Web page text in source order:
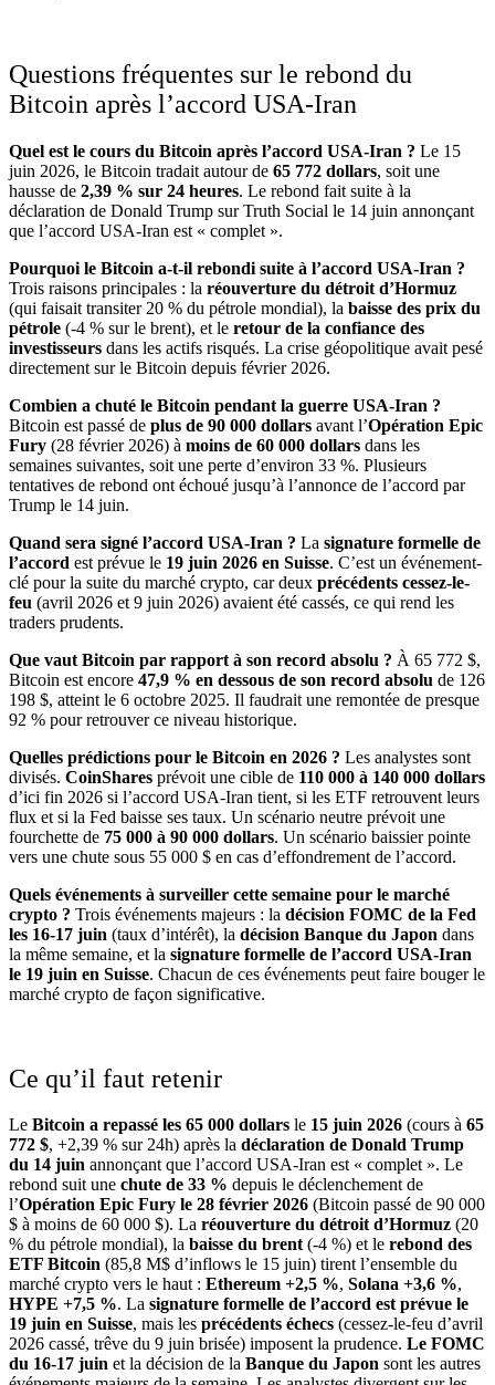
Questions fréquentes sur le rebond du
Bitcoin après l’accord USA-Iran
Quel est le cours du Bitcoin après l’accord USA-Iran ? Le 15
juin 2026, le Bitcoin tradait autour de 65 772 dollars, soit une
hausse de 2,39 % sur 24 heures. Le rebond fait suite à la
déclaration de Donald Trump sur Truth Social le 14 juin annonçant
que l’accord USA-Iran est « complet ».
Pourquoi le Bitcoin a-t-il rebondi suite à l’accord USA-Iran ?
Trois raisons principales : la réouverture du détroit d’Hormuz
(qui faisait transiter 20 % du pétrole mondial), la baisse des prix du
pétrole (-4 % sur le brent), et le retour de la confiance des
investisseurs dans les actifs risqués. La crise géopolitique avait pesé
directement sur le Bitcoin depuis février 2026.
Combien a chuté le Bitcoin pendant la guerre USA-Iran ?
Bitcoin est passé de plus de 90 000 dollars avant l’Opération Epic
Fury (28 février 2026) à moins de 60 000 dollars dans les
semaines suivantes, soit une perte d’environ 33 %. Plusieurs
tentatives de rebond ont échoué jusqu’à l’annonce de l’accord par
Trump le 14 juin.
Quand sera signé l’accord USA-Iran ? La signature formelle de
l’accord est prévue le 19 juin 2026 en Suisse. C’est un événement-
clé pour la suite du marché crypto, car deux précédents cessez-le-
feu (avril 2026 et 9 juin 2026) avaient été cassés, ce qui rend les
traders prudents.
Que vaut Bitcoin par rapport à son record absolu ? À 65 772 $,
Bitcoin est encore 47,9 % en dessous de son record absolu de 126
198 $, atteint le 6 octobre 2025. Il faudrait une remontée de presque
92 % pour retrouver ce niveau historique.
Quelles prédictions pour le Bitcoin en 2026 ? Les analystes sont
divisés. CoinShares prévoit une cible de 110 000 à 140 000 dollars
d’ici fin 2026 si l’accord USA-Iran tient, si les ETF retrouvent leurs
flux et si la Fed baisse ses taux. Un scénario neutre prévoit une
fourchette de 75 000 à 90 000 dollars. Un scénario baissier pointe
vers une chute sous 55 000 $ en cas d’effondrement de l’accord.
Quels événements à surveiller cette semaine pour le marché
crypto ? Trois événements majeurs : la décision FOMC de la Fed
les 16-17 juin (taux d’intérêt), la décision Banque du Japon dans
la même semaine, et la signature formelle de l’accord USA-Iran
le 19 juin en Suisse. Chacun de ces événements peut faire bouger le
marché crypto de façon significative.
Ce qu’il faut retenir
Le Bitcoin a repassé les 65 000 dollars le 15 juin 2026 (cours à 65
772 $, +2,39 % sur 24h) après la déclaration de Donald Trump
du 14 juin annonçant que l’accord USA-Iran est « complet ». Le
rebond suit une chute de 33 % depuis le déclenchement de
l’Opération Epic Fury le 28 février 2026 (Bitcoin passé de 90 000
$ à moins de 60 000 $). La réouverture du détroit d’Hormuz (20
% du pétrole mondial), la baisse du brent(-4 %) et le rebond des
ETF Bitcoin (85,8 M$ d’inflows le 15 juin) tirent l’ensemble du
marché crypto vers le haut : Ethereum +2,5 %, Solana +3,6 %,
HYPE +7,5 %. La signature formelle de l’accord est prévue le
19 juin en Suisse, mais les précédents échecs (cessez-le-feu d’avril
2026 cassé, trêve du 9 juin brisée) imposent la prudence. Le FOMC
du 16-17 juin et la décision de la Banque du Japon sont les autres